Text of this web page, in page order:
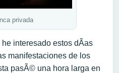
privada
interesado estos dÃ­as
manifestaciones de los
pasÃ© una hora larga en